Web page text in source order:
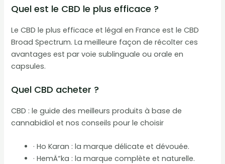
Quel est le CBD le plus efficace ?
Le CBD le plus efficace et légal en France est le CBD
Broad Spectrum. La meilleure façon de récolter ces
avantages est par voie sublinguale ou orale en
capsules.
Quel CBD acheter ?
CBD : le guide des meilleurs produits à base de
cannabidiol et nos conseils pour le choisir
· Ho Karan : la marque délicate et dévouée.
· HemÄ“ka : la marque complète et naturelle.